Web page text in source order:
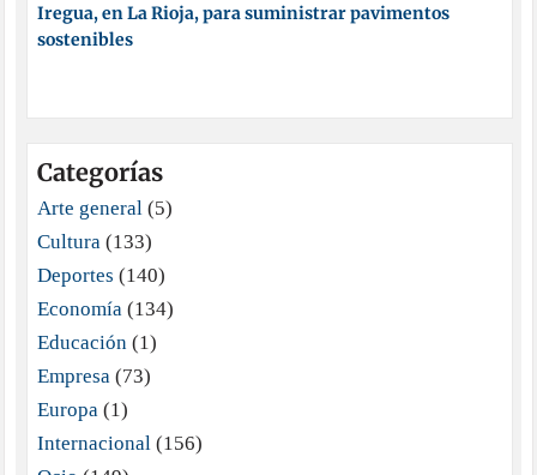
Iregua, en La Rioja, para suministrar pavimentos
sostenibles
Categorías
Arte general (5)
Cultura (133)
Deportes (140)
Economía (134)
Educación (1)
Empresa (73)
Europa (1)
Internacional (156)